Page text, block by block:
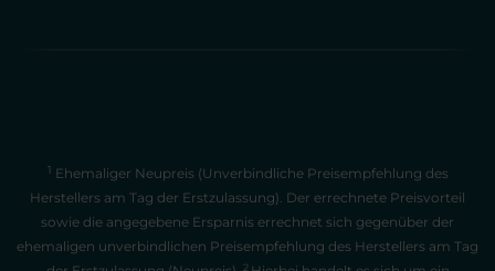
1 Ehemaliger Neupreis (Unverbindliche Preisempfehlung des
Herstellers am Tag der Erstzulassung). Der errechnete Preisvorteil
sowie die angegebene Ersparnis errechnet sich gegenüber der
ehemaligen unverbindlichen Preisempfehlung des Herstellers am Tag
2